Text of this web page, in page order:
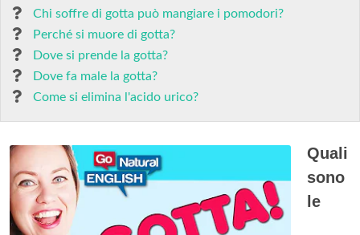
Chi soffre di gotta può mangiare i pomodori?
Perché si muore di gotta?
Dove si prende la gotta?
Dove fa male la gotta?
Come si elimina l'acido urico?
Quali
sono
le